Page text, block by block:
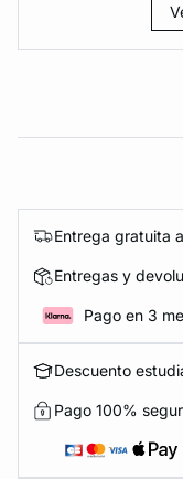
Entrega gratuita
Entregas y
Pago en 3
Descuento
Pago 100%